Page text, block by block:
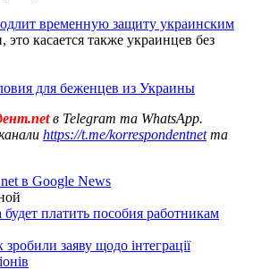
временную защиту украинским
это касается также украинцев без
для беженцев из Украины
в Telegram та WhatsApp.
https://t.me/korrespondentnetта
в Google News
платить пособия работникам
заяву щодо інтеграції